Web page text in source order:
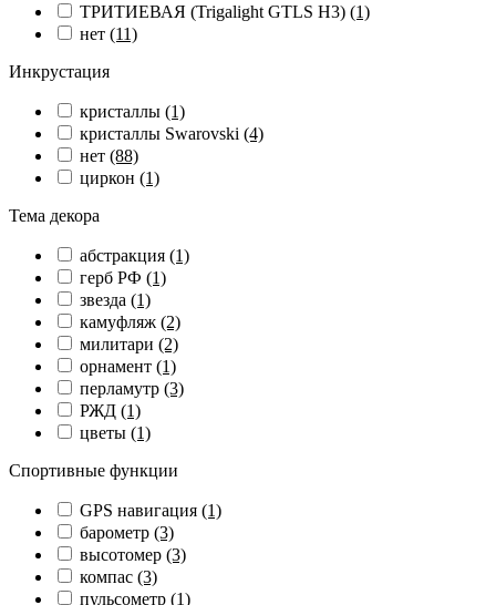
ТРИТИЕВАЯ (Trigalight GTLS H3) (1)
нет (11)
Инкрустация
кристаллы (1)
кристаллы Swarovski (4)
нет (88)
циркон (1)
Тема декора
абстракция (1)
герб РФ (1)
звезда (1)
камуфляж (2)
милитари (2)
орнамент (1)
перламутр (3)
РЖД (1)
цветы (1)
Спортивные функции
GPS навигация (1)
барометр (3)
высотомер (3)
компас (3)
пульсометр (1)